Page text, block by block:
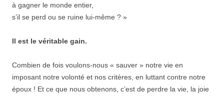
à gagner le monde entier,
s’il se perd ou se ruine lui-même ? »
Il est le véritable gain.
Combien de fois voulons-nous « sauver » notre vie en
imposant notre volonté et nos critères, en luttant contre notre
époux ! Et ce que nous obtenons, c’est de perdre la vie, la joie